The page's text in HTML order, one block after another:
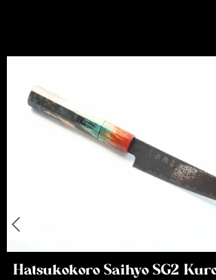
Hatsukokoro Saihyo SG2